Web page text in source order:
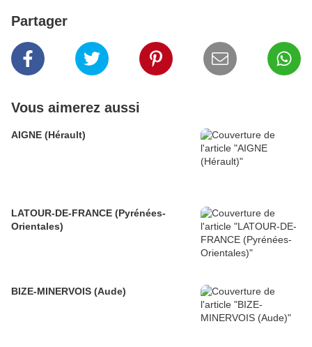
Partager
Vous aimerez aussi
AIGNE (Hérault)
LATOUR-DE-FRANCE (Pyrénées-
Orientales)
BIZE-MINERVOIS (Aude)